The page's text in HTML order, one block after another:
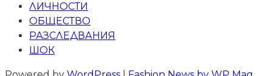
ЛИЧНОСТИ
ОБЩЕСТВО
РАЗСЛЕДВАНИЯ
ШОК